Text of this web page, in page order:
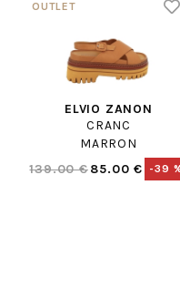
ELVIO ZANON
CRANC
MARRON
139.00 €85.00 € -39